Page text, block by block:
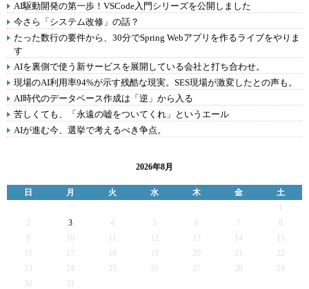
AI駆動開発の第一歩！VSCode入門シリーズを公開しました
今さら「システム改修」の話？
たった数行の要件から、30分でSpring Webアプリを作るライブをやりま
す
AIを裏側で使う新サービスを展開している会社と打ち合わせ。
現場のAI利用率94%が示す残酷な現実。SES現場が激変したとの声も。
AI時代のデータベース作成は「逆」から入る
苦しくても、「永遠の嘘をついてくれ」というエール
AIが進む今、選挙で考えるべき争点。
2026年8月
日 月 火 水 木 金
土
2
3 4 5 6 7
9
12 13 14
15
16
17 19 20 21
22
23
24 25 26 27 28
29
30
31